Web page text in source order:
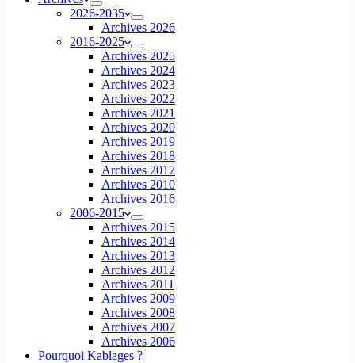
2026-2035
Archives 2026
2016-2025
Archives 2025
Archives 2024
Archives 2023
Archives 2022
Archives 2021
Archives 2020
Archives 2019
Archives 2018
Archives 2017
Archives 2010
Archives 2016
2006-2015
Archives 2015
Archives 2014
Archives 2013
Archives 2012
Archives 2011
Archives 2009
Archives 2008
Archives 2007
Archives 2006
Pourquoi Kablages ?